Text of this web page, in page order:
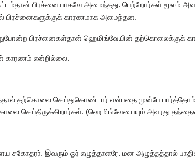
பிரச்னையாகவே அமைந்தது. பெற்றோர்கள் மூலம் அவர்
பிரச்னைகளுக்குக் காரணமாக அமைந்தன.
பிரச்னைகள்தான் ஹெமிங்வேயின் தற்கொலைக்குக்
காரணம் என்றில்லை.
தற்கொலை செய்துகொண்டார் என்பதை முன்பே
செய்திருக்கிறார்கள். (ஹெமிங்வேயையும் அவரது
இவரும் ஓர் எழுத்தாளரே. மன அழுத்தத்தால்